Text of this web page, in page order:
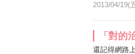
2013/04/19(
「對的
還記得網路